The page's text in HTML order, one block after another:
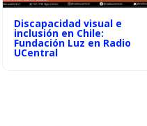
Discapacidad visual e
inclusión en Chile:
Fundación Luz en Radio
UCentral